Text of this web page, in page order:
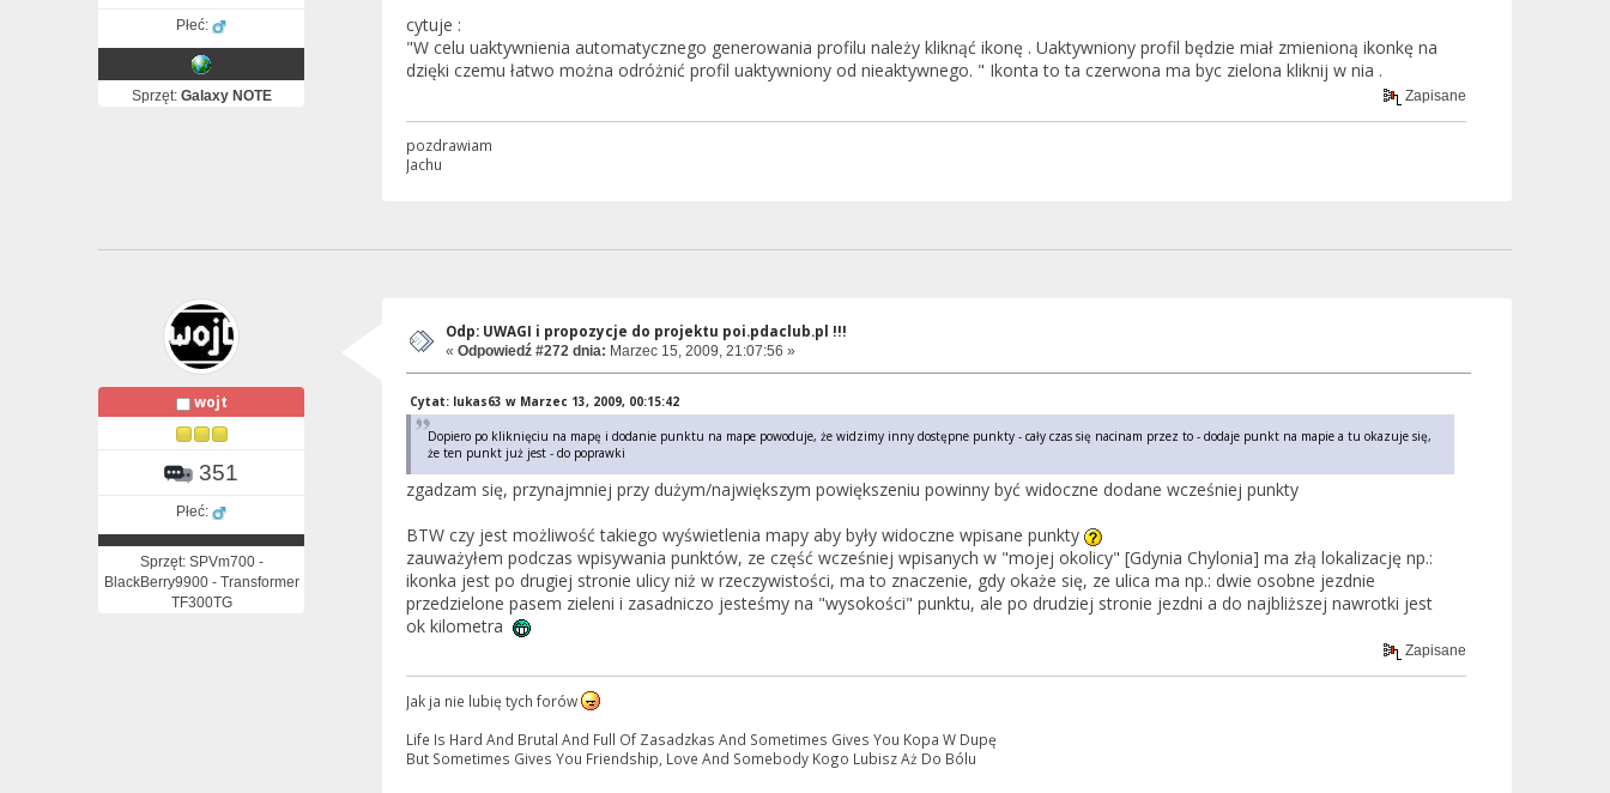
Płeć:
Sprzęt: Galaxy NOTE
cytuje :
"W celu uaktywnienia automatycznego generowania profilu należy kliknąć ikonę . Uaktywniony profil będzie miał zmienioną ikonkę na
dzięki czemu łatwo można odróżnić profil uaktywniony od nieaktywnego. " Ikonta to ta czerwona ma byc zielona kliknij w nia .
Zapisane
pozdrawiam
Jachu
wojt
351
Płeć:
Sprzęt: SPVm700 -
BlackBerry9900 - Transformer
TF300TG
Odp: UWAGI i propozycje do projektu poi.pdaclub.pl !!!
« Odpowiedź #272 dnia: Marzec 15, 2009, 21:07:56 »
Cytat: lukas63 w Marzec 13, 2009, 00:15:42
Dopiero po kliknięciu na mapę i dodanie punktu na mape powoduje, że widzimy inny dostępne punkty - cały czas się nacinam przez to - dodaje punkt na mapie a tu okazuje się,
że ten punkt już jest - do poprawki
zgadzam się, przynajmniej przy dużym/największym powiększeniu powinny być widoczne dodane wcześniej punkty
BTW czy jest możliwość takiego wyświetlenia mapy aby były widoczne wpisane punkty
zauważyłem podczas wpisywania punktów, ze część wcześniej wpisanych w "mojej okolicy" [Gdynia Chylonia] ma złą lokalizację np.:
ikonka jest po drugiej stronie ulicy niż w rzeczywistości, ma to znaczenie, gdy okaże się, ze ulica ma np.: dwie osobne jezdnie
przedzielone pasem zieleni i zasadniczo jesteśmy na "wysokości" punktu, ale po drudziej stronie jezdni a do najbliższej nawrotki jest
ok kilometra
Zapisane
Jak ja nie lubię tych forów
Life Is Hard And Brutal And Full Of Zasadzkas And Sometimes Gives You Kopa W Dupę
But Sometimes Gives You Friendship, Love And Somebody Kogo Lubisz Aż Do Bólu